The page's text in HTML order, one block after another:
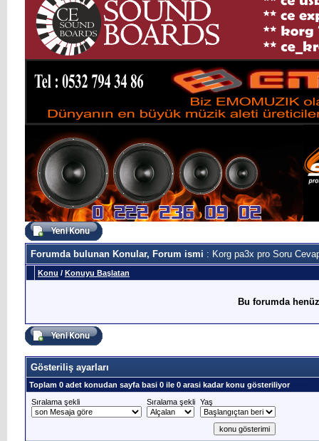
Forumda bulunan Konular, Forum ismi : Korg pa3x pro Soru
Konu / Konuyu Başlatan
Bu forumda
Gösteriliş ayarları
Toplam 0 adet konudan sayfa basi 0 ile 0 arasi kadar konu gösteriliyor
Sıralama şekli
Sıralama şekli Yaş